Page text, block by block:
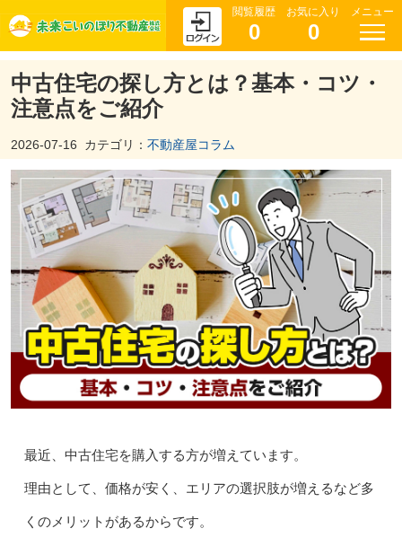
閲覧履歴
0
お気に入り
0
メニュー
中古住宅の探し方とは？基本・コツ・
注意点をご紹介
2026-07-16 カテゴリ： 不動産屋コラム
最近、中古住宅を購入する方が増えています。
理由として、価格が安く、エリアの選択肢が増えるなど多
くのメリットがあるからです。